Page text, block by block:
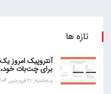
تازه ها
برای چت‌بات خود، Claude، معرفی کرد
پنجشنبه, 21 فروردین 1404, ساعت 14:17